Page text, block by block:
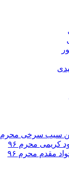
سیب سرخی محرم ۹۶
کریمی محرم ۹۶
مقدم محرم ۹۶